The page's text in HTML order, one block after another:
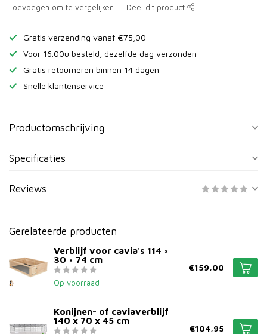
Toevoegen om te vergelijken Deel dit product
Gratis verzending vanaf €75,00
Voor 16.00u besteld, dezelfde dag verzonden
Gratis retourneren binnen 14 dagen
Snelle klantenservice
Productomschrijving
Specificaties
Reviews
Gerelateerde producten
Verblijf voor cavia's 114 ×
30 × 74 cm
Op voorraad
€159,00
Konijnen- of caviaverblijf
140 x 70 x 45 cm
€104,95